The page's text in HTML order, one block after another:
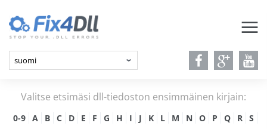
Valitse etsimäsi dll-tiedoston ensimmäinen kirjain:
0-9 A B C D E F G H I J K L M N O P Q R
S